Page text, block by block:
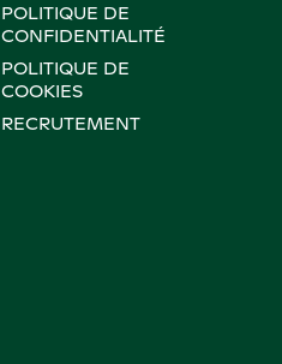
POLITIQUE DE
CONFIDENTIALITÉ
POLITIQUE DE
COOKIES
RECRUTEMENT